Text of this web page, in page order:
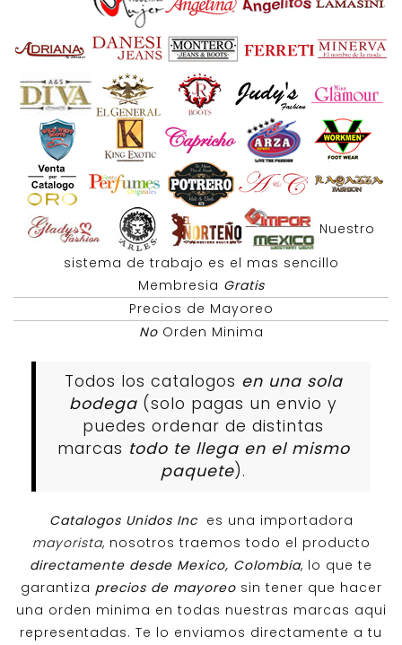
Nuestro
sistema de trabajo es el mas sencillo
Membresia Gratis
Precios de Mayoreo
NoOrden Minima
Todos los catalogos en una sola
bodega (solo pagas un envio y
puedes ordenar de distintas
marcas todo te llega en el mismo
paquete).
Catalogos Unidos Inc es una importadora
mayorista, nosotros traemos todo el producto
directamente desde Mexico, Colombia, lo que te
garantiza precios de mayoreosin tener que hacer
una orden minima en todas nuestras marcas aqui
representadas. Te lo enviamos directamente a tu